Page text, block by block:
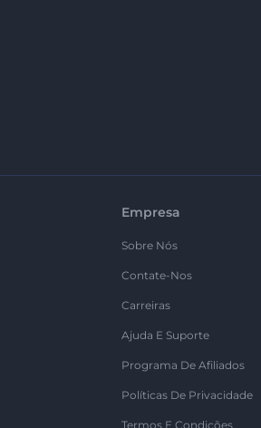
Empresa
Sobre Nós
Contate-Nos
Carreiras
Ajuda E Suporte
Programa De Afiliados
Políticas De Privacidade
Termos E Condições